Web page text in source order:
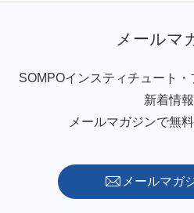
メールマ
SOMPOインスティチュート
新着情
メールマガジンで無
メールマガ